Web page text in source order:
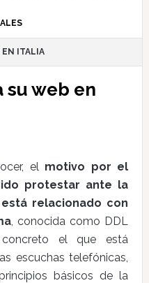
EN ITALIA
web en
el motivo por el
protestar ante la
relacionado con
, conocida como DDL
el que está
escuchas telefónicas,
básicos de la